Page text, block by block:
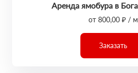
Аренда ямобура в
от 800,00 ₽ / м
Заказать